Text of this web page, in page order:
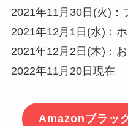
2021年11月30日(火)：
2021年12月1日(水)：
2021年12月2日(木)：
2022年11月20日現在
Amazonブラッ